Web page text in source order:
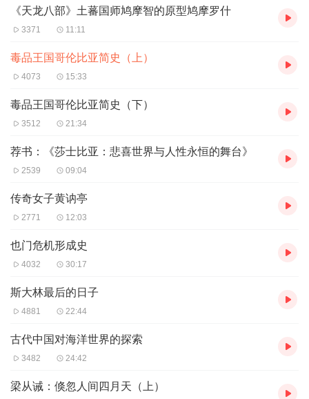
《天龙八部》土蕃国师鸠摩智的原型鸠摩罗什
3371 11:11
毒品王国哥伦比亚简史（上）
4073 15:33
毒品王国哥伦比亚简史（下）
3512 21:34
荐书：《莎士比亚：悲喜世界与人性永恒的舞台》
2539 09:04
传奇女子黄讷亭
2771 12:03
也门危机形成史
4032 30:17
斯大林最后的日子
4881 22:44
古代中国对海洋世界的探索
3482 24:42
梁从诫：倏忽人间四月天（上）